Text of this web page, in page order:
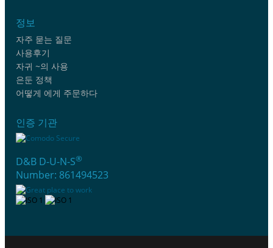
정보
자주 묻는 질문
사용후기
자귀 ~의 사용
은둔 정책
어떻게 에게 주문하다
인증 기관
D&B D-U-N-S®
Number: 861494523